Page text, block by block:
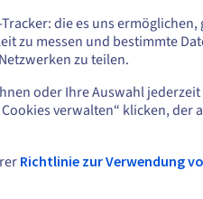
Voraussetzungen für
die es uns ermöglichen,
zu messen und bestimmte
zu teilen.
oder Ihre Auswahl jederzeit
verwalten“ klicken, der
Richtlinie zur Verwendung